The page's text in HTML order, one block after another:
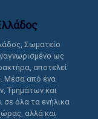
Σωματείο
ως
αποτελεί
Μέσα από ένα
Τμημάτων και
όλα τα ενήλικα
αλλά και